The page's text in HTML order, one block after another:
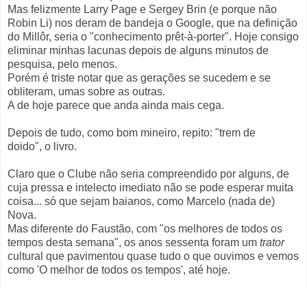
Mas felizmente Larry Page e Sergey Brin (e porque não
Robin Li) nos deram de bandeja o Google, que na definição
do Millôr, seria o "conhecimento prêt-à-porter". Hoje consigo
eliminar minhas lacunas depois de alguns minutos de
pesquisa, pelo menos.
Porém é triste notar que as gerações se sucedem e se
obliteram, umas sobre as outras.
A de hoje parece que anda ainda mais cega.
Depois de tudo, como bom mineiro, repito: "trem de
doido", o livro.
Claro que o Clube não seria compreendido por alguns, de
cuja pressa e intelecto imediato não se pode esperar muita
coisa... só que sejam baianos, como Marcelo (nada de)
Nova.
Mas diferente do Faustão, com "os melhores de todos os
tempos desta semana", os anos sessenta foram um trator
cultural que pavimentou quase tudo o que ouvimos e vemos
como 'O melhor de todos os tempos', até hoje.